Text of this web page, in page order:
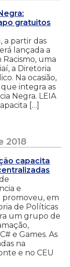
gratuitos
a partir das
lançada a
Racismo, uma
a Diretoria
Na ocasião,
integra as
Negra. LEIA
[…]
2018
capacita
e
promoveu, em
de Políticas
um grupo de
e Games. As
na
e no CEU